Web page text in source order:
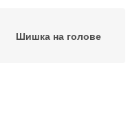
Шишка на голове